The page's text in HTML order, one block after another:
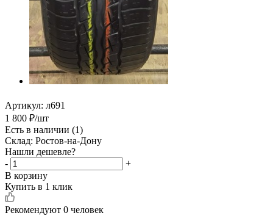
Артикул: л691
1 800 ₽/шт
Есть в наличии (1)
Склад: Ростов-на-Дону
Нашли дешевле?
-
+
В корзину
Купить в 1 клик
Рекомендуют 0 человек